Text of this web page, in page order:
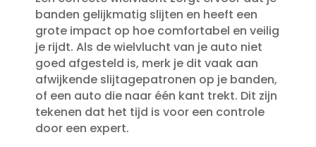
banden gelijkmatig slijten en heeft een
grote impact op hoe comfortabel en veilig
je rijdt.​ Als de wielvlucht van je auto niet
goed afgesteld is, merk je dit vaak aan
afwijkende slijtagepatronen op je banden,
of een auto die naar één kant trekt.​ Dit zijn
tekenen dat het tijd is voor een controle
door een expert.​